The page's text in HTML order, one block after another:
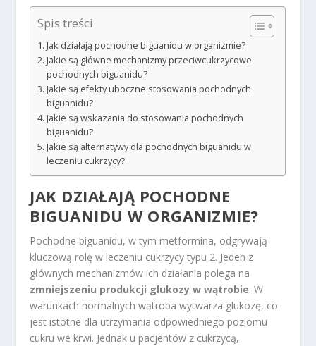
Spis treści
Jak działają pochodne biguanidu w organizmie?
Jakie są główne mechanizmy przeciwcukrzycowe
pochodnych biguanidu?
Jakie są efekty uboczne stosowania pochodnych
biguanidu?
Jakie są wskazania do stosowania pochodnych
biguanidu?
Jakie są alternatywy dla pochodnych biguanidu w
leczeniu cukrzycy?
JAK DZIAŁAJĄ POCHODNE
BIGUANIDU W ORGANIZMIE?
Pochodne biguanidu, w tym metformina, odgrywają
kluczową rolę w leczeniu cukrzycy typu 2. Jeden z
głównych mechanizmów ich działania polega na
zmniejszeniu produkcji glukozy w wątrobie. W
warunkach normalnych wątroba wytwarza glukozę, co
jest istotne dla utrzymania odpowiedniego poziomu
cukru we krwi. Jednak u pacjentów z cukrzycą,